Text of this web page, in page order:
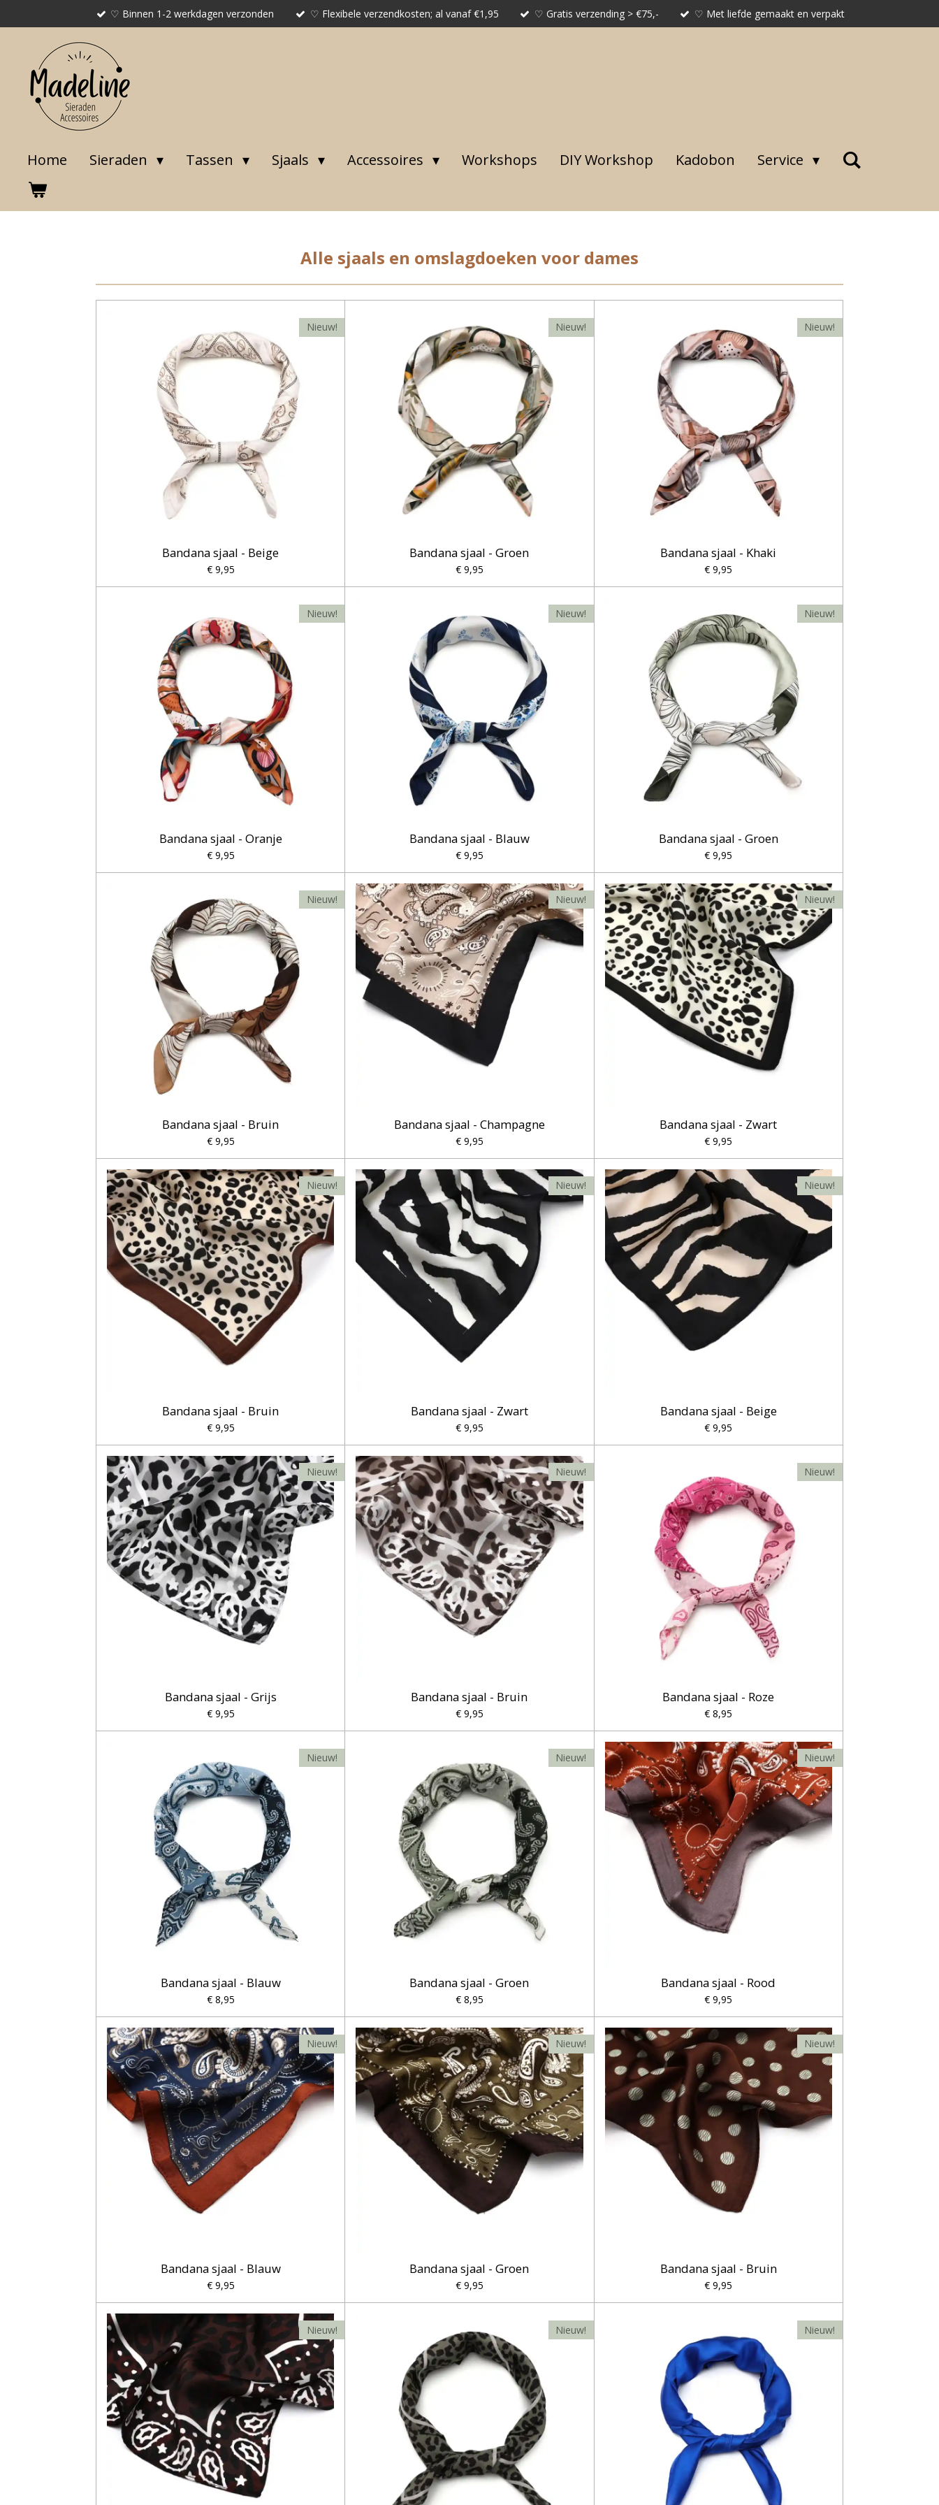
hoofdinhoud
♡ Binnen 1-2 werkdagen verzonden ♡ Flexibele verzendkosten; al vanaf €1,95 ♡ Gratis verzending > €75,- ♡ Met liefde gemaakt en verpakt
Home Sieraden Tassen Sjaals Accessoires Workshops DIY Workshop Kadobon Service
Alle sjaals en omslagdoeken voor dames
Nieuw!
Bandana sjaal - Beige
€ 9,95
Nieuw!
Bandana sjaal - Groen
€ 9,95
Nieuw!
Bandana sjaal - Khaki
€ 9,95
Nieuw!
Bandana sjaal - Oranje
€ 9,95
Nieuw!
Bandana sjaal - Blauw
€ 9,95
Nieuw!
Bandana sjaal - Groen
€ 9,95
Nieuw!
Bandana sjaal - Bruin
€ 9,95
Nieuw!
Bandana sjaal - Champagne
€ 9,95
Nieuw!
Bandana sjaal - Zwart
€ 9,95
Nieuw!
Bandana sjaal - Bruin
€ 9,95
Nieuw!
Bandana sjaal - Zwart
€ 9,95
Nieuw!
Bandana sjaal - Beige
€ 9,95
Nieuw!
Bandana sjaal - Grijs
€ 9,95
Nieuw!
Bandana sjaal - Bruin
€ 9,95
Nieuw!
Bandana sjaal - Roze
€ 8,95
Nieuw!
Bandana sjaal - Blauw
€ 8,95
Nieuw!
Bandana sjaal - Groen
€ 8,95
Nieuw!
Bandana sjaal - Rood
€ 9,95
Nieuw!
Bandana sjaal - Blauw
€ 9,95
Nieuw!
Bandana sjaal - Groen
€ 9,95
Nieuw!
Bandana sjaal - Bruin
€ 9,95
Nieuw! Nieuw! Nieuw!